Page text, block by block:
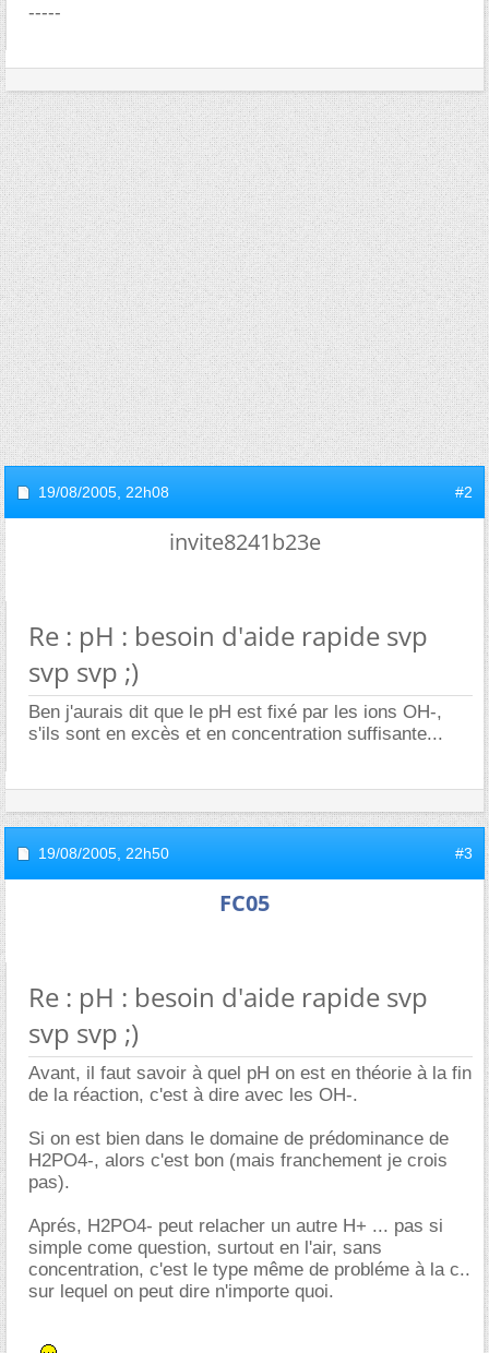
-----
19/08/2005, 22h08 #2
invite8241b23e
Re : pH : besoin d'aide rapide svp
svp svp ;)
Ben j'aurais dit que le pH est fixé par les ions OH-,
s'ils sont en excès et en concentration suffisante...
19/08/2005, 22h50 #3
FC05
Re : pH : besoin d'aide rapide svp
svp svp ;)
Avant, il faut savoir à quel pH on est en théorie à la fin
de la réaction, c'est à dire avec les OH-.
Si on est bien dans le domaine de prédominance de
H2PO4-, alors c'est bon (mais franchement je crois
pas).
Aprés, H2PO4- peut relacher un autre H+ ... pas si
simple come question, surtout en l'air, sans
concentration, c'est le type même de probléme à la c..
sur lequel on peut dire n'importe quoi.